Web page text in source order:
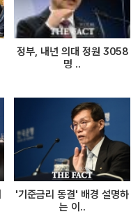
정부, 내년 의대 정원 3058
명 ..
'기준금리 동결' 배경 설명하
는 이..